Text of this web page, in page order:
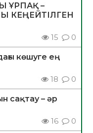
ҰРПАҚ –
КЕҢЕЙТІЛГЕН
15 0
көшуге ең
18 0
сақтау – әр
16 0